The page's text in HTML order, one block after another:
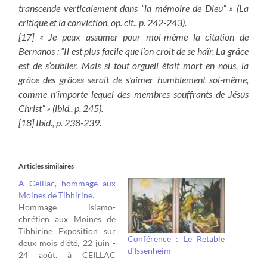
transcende verticalement dans “la mémoire de Dieu” » (La
critique et la conviction, op. cit., p. 242-243).
[17] « Je peux assumer pour moi-même la citation de
Bernanos : “Il est plus facile que l’on croit de se haïr. La grâce
est de s’oublier. Mais si tout orgueil était mort en nous, la
grâce des grâces serait de s’aimer humblement soi-même,
comme n’importe lequel des membres souffrants de Jésus
Christ” » (ibid., p. 245).
[18] Ibid., p. 238-239.
Articles similaires
A Ceillac, hommage aux
Moines de Tibhirine.
Hommage islamo-
chrétien aux Moines de
Tibhirine Exposition sur
deux mois d’été, 22 juin -
24 août, à CEILLAC
Conférence : Le Retable
d’Issenheim